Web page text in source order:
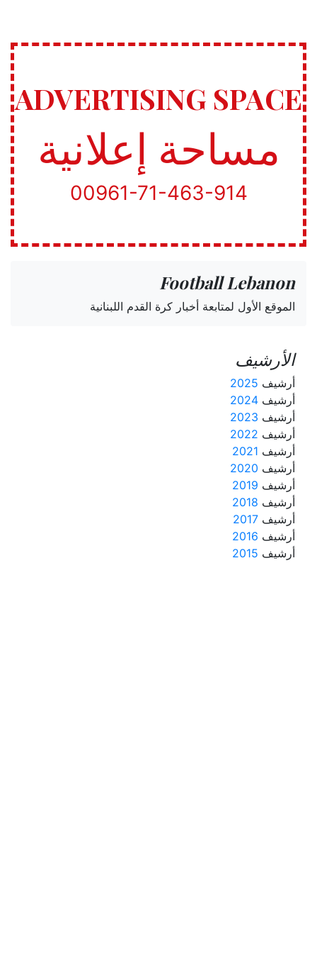
ADVERTISING SPACE
مساحة إعلانية
00961-71-463-914
Football Lebanon
الموقع الأول لمتابعة أخبار كرة القدم اللبنانية
الأرشيف
أرشيف 2025
أرشيف 2024
أرشيف 2023
أرشيف 2022
أرشيف 2021
أرشيف 2020
أرشيف 2019
أرشيف 2018
أرشيف 2017
أرشيف 2016
أرشيف 2015